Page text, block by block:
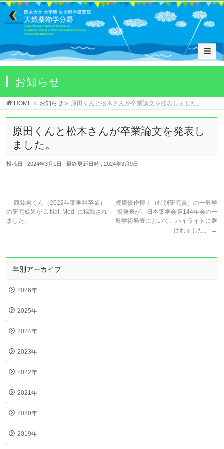
お知らせ
HOME » お知らせ » 原田くんと松木さんが卒業論文を発表しました。
原田くんと松木さんが卒業論文を発表し
ました。
投稿日 : 2024年3月1日 最終更新日時 : 2024年3月9日
← 西銘君くん（2022年薬学科卒業）
の研究成果が J. Nat. Med. に掲載され
ました。
貞廣優作博士（特別研究員）の一般学
術発表が、日本薬学会第144年会の一
般学術発表において、ハイライトに選
ばれました。
→
年別アーカイブ
2026年
2025年
2024年
2023年
2022年
2021年
2020年
2019年